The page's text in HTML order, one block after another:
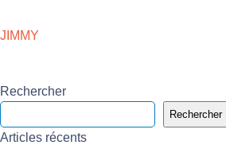
JIMMY
Rechercher
Rechercher
Articles récents